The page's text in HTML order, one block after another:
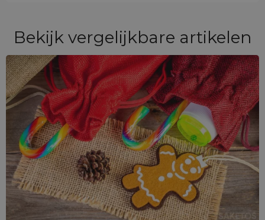
Bekijk vergelijkbare artikelen